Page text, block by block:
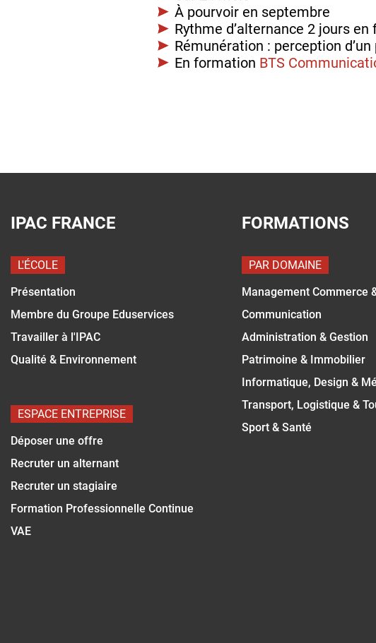
À pourvoir en septembre
Rythme d’alternance 2 jours
Rémunération : perception
En formation BTS
IPAC FRANCE
L'ÉCOLE
Présentation
Membre du Groupe Eduservices
Travailler à l'IPAC
Qualité & Environnement
ESPACE ENTREPRISE
Déposer une offre
Recruter un alternant
Recruter un stagiaire
Formation Professionnelle Continue
VAE
FORMATIONS
PAR DOMAINE
Management Commerce
Communication
Administration & Gestion
Patrimoine & Immobilier
Informatique, Design &
Transport, Logistique &
Sport & Santé